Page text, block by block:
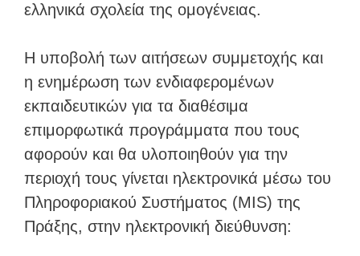
ελληνικά σχολεία της ομογένειας.
Η υποβολή των αιτήσεων συμμετοχής και
η ενημέρωση των ενδιαφερομένων
εκπαιδευτικών για τα διαθέσιμα
επιμορφωτικά προγράμματα που τους
αφορούν και θα υλοποιηθούν για την
περιοχή τους γίνεται ηλεκτρονικά μέσω του
Πληροφοριακού Συστήματος (MIS) της
Πράξης, στην ηλεκτρονική διεύθυνση: